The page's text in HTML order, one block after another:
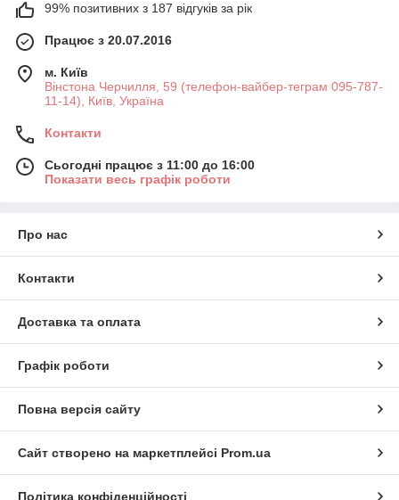
99% позитивних з 187 відгуків за рік
Працює з 20.07.2016
м. Київ
Вінстона Черчилля, 59 (телефон-вайбер-теграм 095-787-
11-14), Київ, Україна
Контакти
Сьогодні працює з 11:00 до 16:00
Показати весь графік роботи
Про нас
Контакти
Доставка та оплата
Графік роботи
Повна версія сайту
Сайт створено на маркетплейсі Prom.ua
Політика конфіденційності